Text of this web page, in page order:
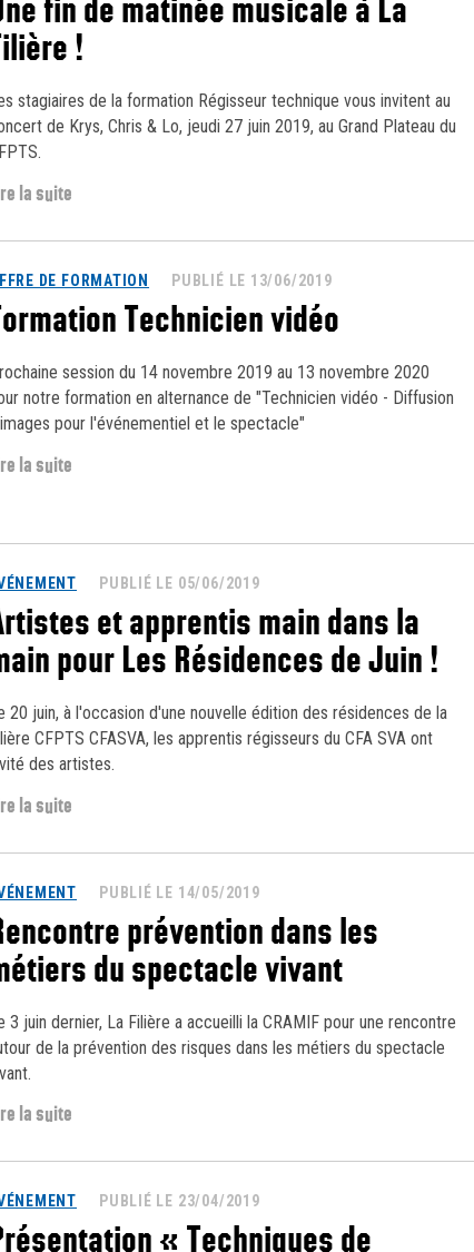
fin de matinée musicale à La
!
stagiaires de la formation Régisseur technique vous invitent au
de Krys, Chris & Lo, jeudi 27 juin 2019, au Grand Plateau du
la suite
DE FORMATION PUBLIÉ LE 13/06/2019
Technicien vidéo
session du 14 novembre 2019 au 13 novembre 2020
notre formation en alternance de "Technicien vidéo - Diffusion
pour l'événementiel et le spectacle"
la suite
PUBLIÉ LE 05/06/2019
et apprentis main dans la
pour Les Résidences de Juin !
20 juin, à l'occasion d'une nouvelle édition des résidences de la
CFPTS CFASVA, les apprentis régisseurs du CFA SVA ont
des artistes.
la suite
PUBLIÉ LE 14/05/2019
prévention dans les
du spectacle vivant
3 juin dernier, La Filière a accueilli la CRAMIF pour une rencontre
de la prévention des risques dans les métiers du spectacle
la suite
PUBLIÉ LE 23/04/2019
« Techniques de